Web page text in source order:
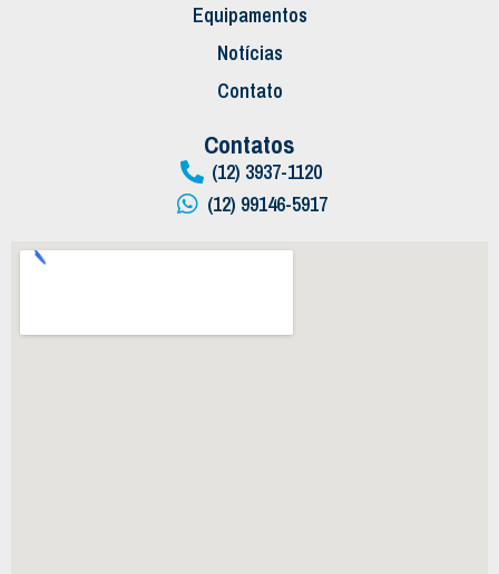
Equipamentos
Notícias
Contato
Contatos
(12) 3937-1120
(12) 99146-5917